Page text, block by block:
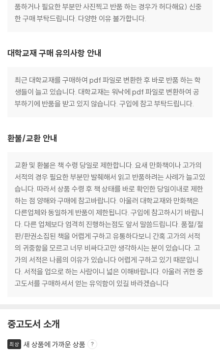
품하거나 필요한 부분만 사진찍고 반품 하는 경우가 허다해요) 신중
한 구매 부탁드립니다. 다양한 이유 불가합니다.
대학교재 구매 유의사항 안내
최근 대학교재를 구매하여 pdf 파일로 변환한 후 바로 반품 하는 학
생들이 늘고 있습니다. 대학교재는 워낙에 pdf 파일로 변환하여 공
부하기에 반품을 받고 있지 않습니다. 구입에 참고 부탁드립니다.
환불/교환 안내
교환 및 환불은 책 수령 당일로 제한합니다. 요새 만화책이나 고가의
서적의 경우 필요한 부분만 발췌해서 읽고 반품하려는 사례가 늘고있
습니다. 따라서 상품 수령 후 책 상태를 바로 확인한 당일이내로 제한
하는 점 양해와 구매에 참고바랍니다. 아울러 대학교재와 만화책은
다른업체와 동일하게 반품이 제한됩니다. 구입에 참고하시기 바랍니
다. 다른 업체보다 엄격히 진행하는점도 앞서 말씀드립니다. 품절/절
판/판권소집된 책을 어렵게 구하고 유통하다보니 간혹 고가의 서적
의 귀중함을 모르고 너무 비싸다고만 생각하시는 분이 있습니다. 고
가의 서적은 나름의 이유가 있습니다 어렵게 구하고 있기 때문입니
다. 서적을 업으로 하는 사람이니 넓은 이해바랍니다. 아울러 귀한 중
고도서를 구매하셔서 얻는 유익함이 있길 바라겠습니다
중고도서 소개
최상 새 상품에 가까운 상품